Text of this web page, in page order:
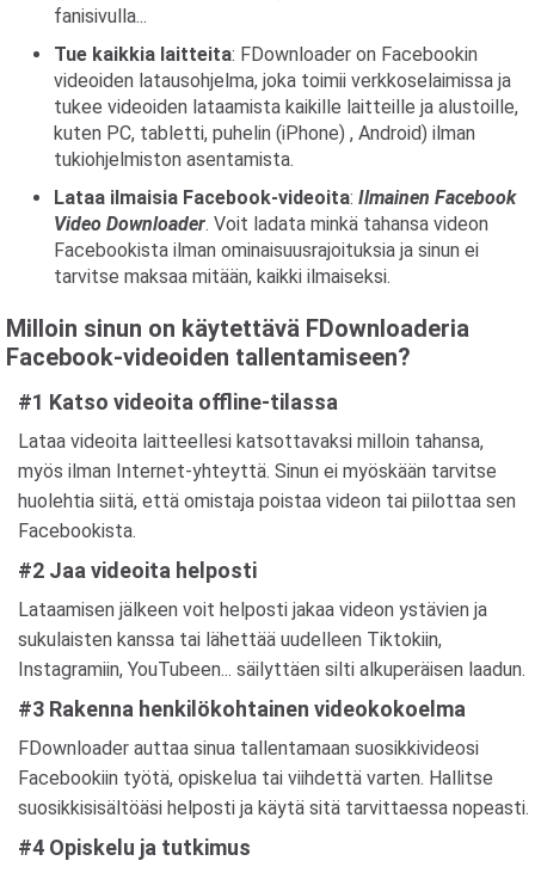
fanisivulla...
Tue kaikkia laitteita: FDownloader on Facebookin
videoiden latausohjelma, joka toimii verkkoselaimissa ja
tukee videoiden lataamista kaikille laitteille ja alustoille,
kuten PC, tabletti, puhelin (iPhone) , Android) ilman
tukiohjelmiston asentamista.
Lataa ilmaisia ​​Facebook-videoita: Ilmainen Facebook
Video Downloader. Voit ladata minkä tahansa videon
Facebookista ilman ominaisuusrajoituksia ja sinun ei
tarvitse maksaa mitään, kaikki ilmaiseksi.
Milloin sinun on käytettävä FDownloaderia
Facebook-videoiden tallentamiseen?
#1 Katso videoita offline-tilassa
Lataa videoita laitteellesi katsottavaksi milloin tahansa,
myös ilman Internet-yhteyttä. Sinun ei myöskään tarvitse
huolehtia siitä, että omistaja poistaa videon tai piilottaa sen
Facebookista.
#2 Jaa videoita helposti
Lataamisen jälkeen voit helposti jakaa videon ystävien ja
sukulaisten kanssa tai lähettää uudelleen Tiktokiin,
Instagramiin, YouTubeen... säilyttäen silti alkuperäisen laadun.
#3 Rakenna henkilökohtainen videokokoelma
FDownloader auttaa sinua tallentamaan suosikkivideosi
Facebookiin työtä, opiskelua tai viihdettä varten. Hallitse
suosikkisisältöäsi helposti ja käytä sitä tarvittaessa nopeasti.
#4 Opiskelu ja tutkimus